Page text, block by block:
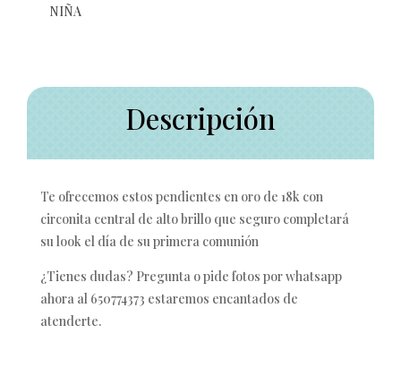
NIÑA
Descripción
Te ofrecemos estos pendientes en oro de 18k con
circonita central de alto brillo que seguro completará
su look el día de su primera comunión
¿Tienes dudas? Pregunta o pide fotos por whatsapp
ahora al 650774373 estaremos encantados de
atenderte.